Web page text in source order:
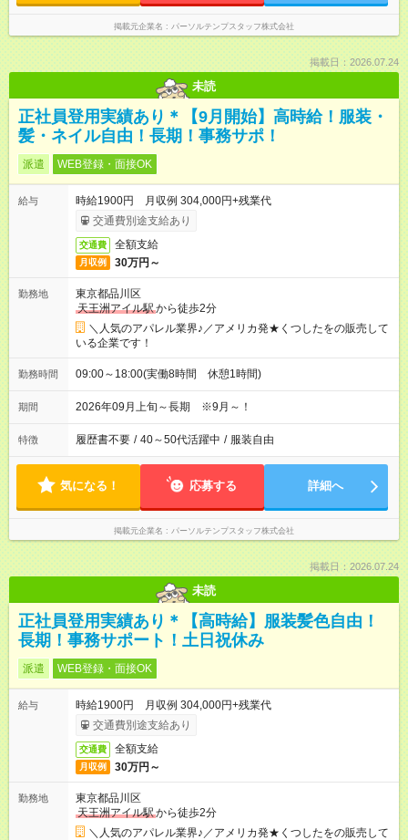
掲載元企業名 パーソルテンプスタッフ株式会社
掲載日：2026.07.24
未読
正社員登用実績あり＊【9月開始】高時給！服装・
髪・ネイル自由！長期！事務サポ！
派遣 WEB登録・面接OK
給与
時給1900円 月収例 304,000円+残業代
交通費別途支給あり
交通費 全額支給
月収例 30万円～
勤務地
東京都品川区
天王洲アイル駅から徒歩2分
＼人気のアパレル業界♪／アメリカ発★くつしたをの販売して
いる企業です！
勤務時間 09:00～18:00(実働8時間 休憩1時間)
期間 2026年09月上旬～長期 ※9月～！
特徴 履歴書不要 / 40～50代活躍中 / 服装自由
気になる！ 応募する 詳細へ
掲載元企業名 パーソルテンプスタッフ株式会社
掲載日：2026.07.24
未読
正社員登用実績あり＊【高時給】服装髪色自由！
長期！事務サポート！土日祝休み
派遣 WEB登録・面接OK
給与
時給1900円 月収例 304,000円+残業代
交通費別途支給あり
交通費 全額支給
月収例 30万円～
勤務地
東京都品川区
天王洲アイル駅から徒歩2分
＼人気のアパレル業界♪／アメリカ発★くつしたをの販売して